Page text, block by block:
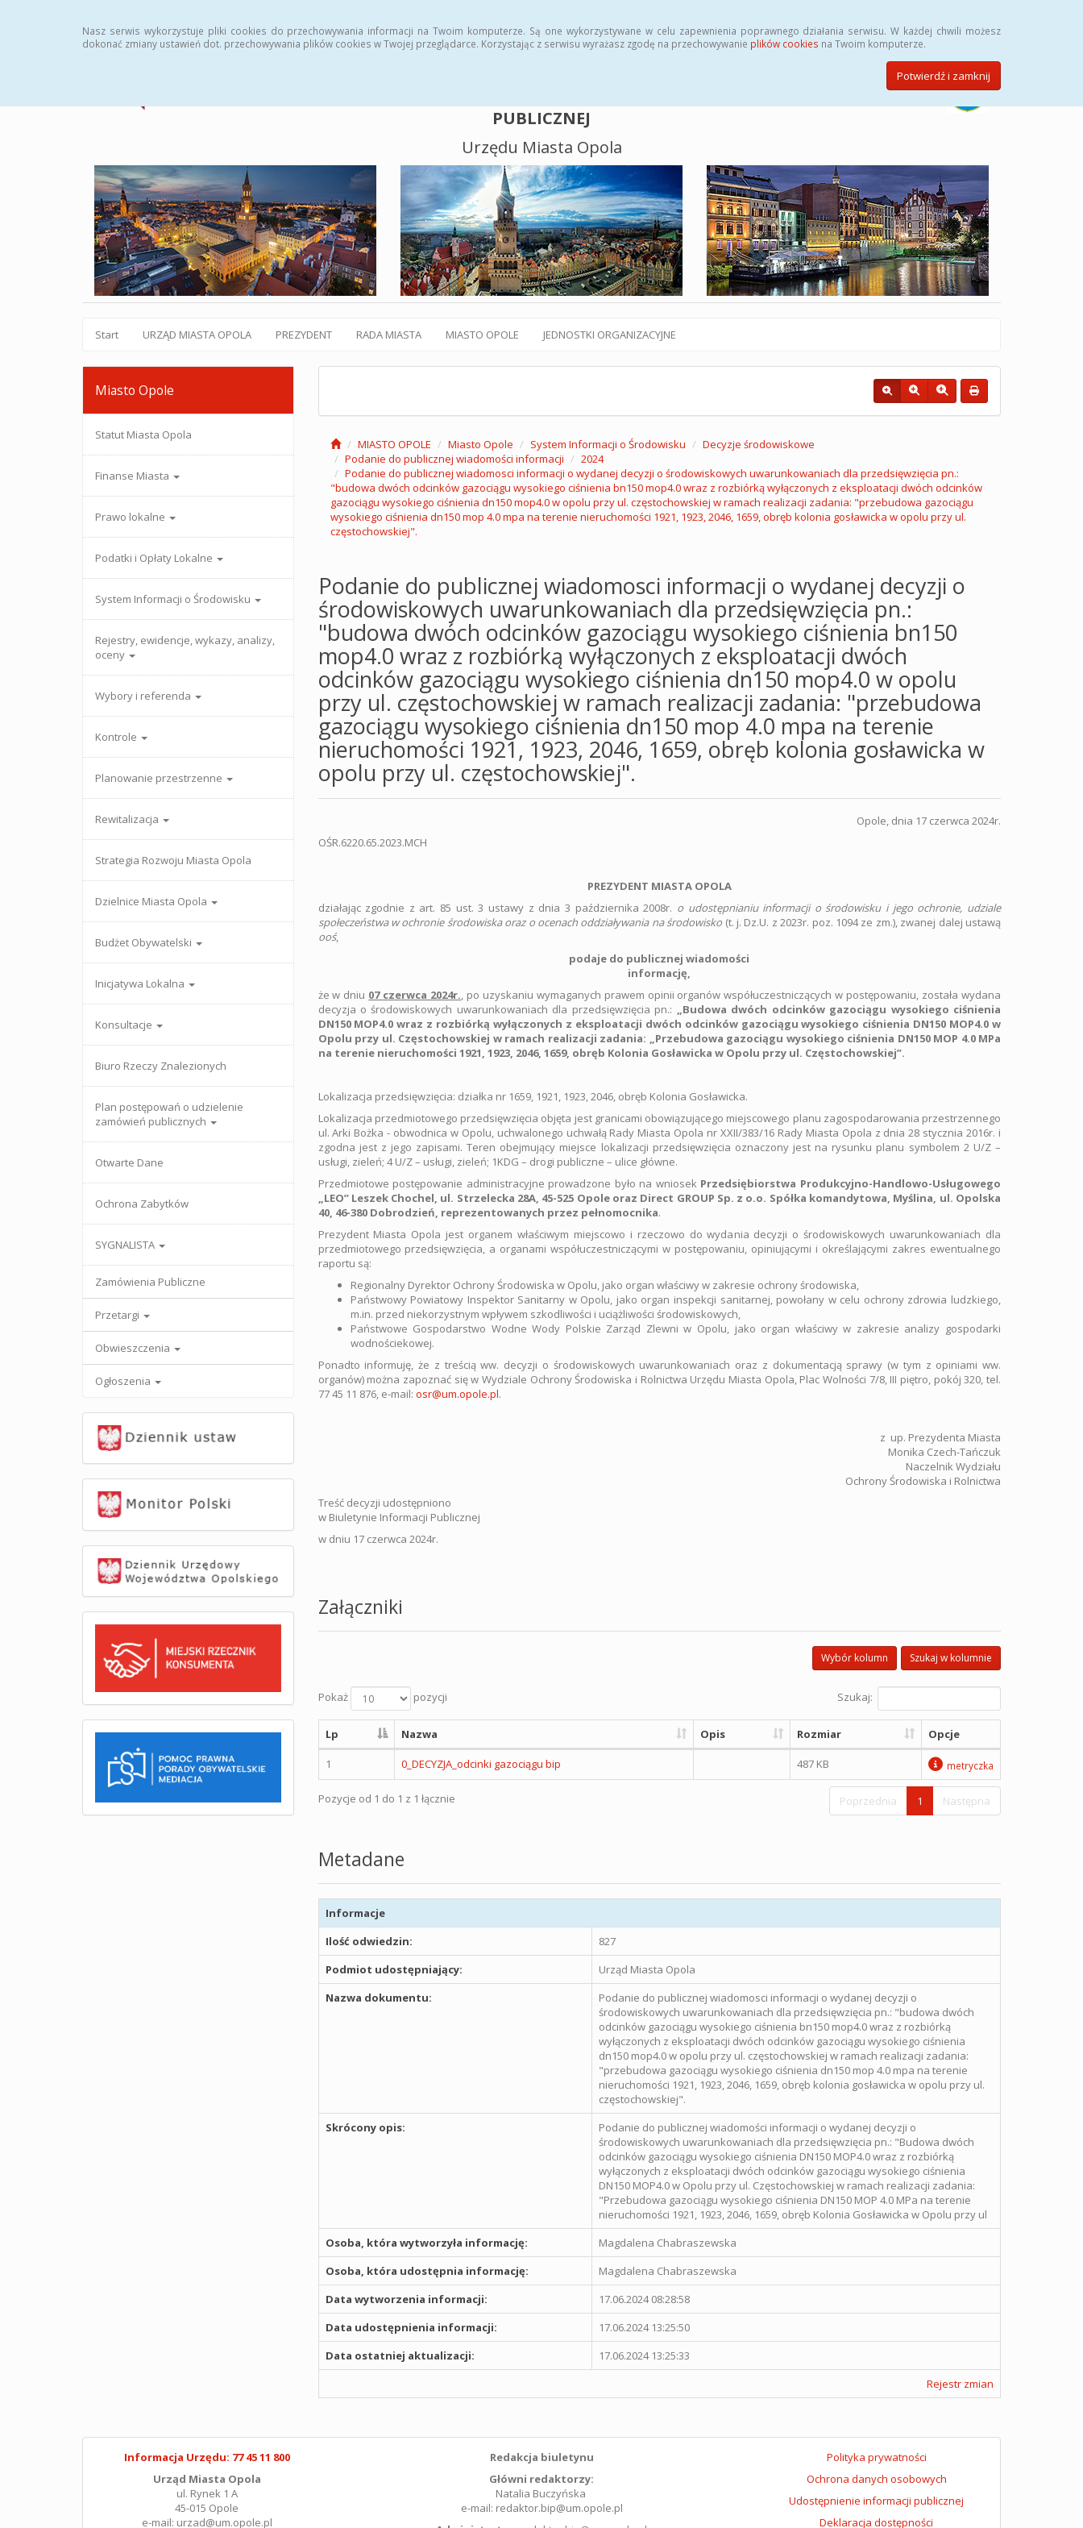
Nasz serwis wykorzystuje pliki cookies do przechowywania informacji na Twoim komputerze. Są one wykorzystywane w celu zapewnienia poprawnego działania serwisu. W każdej chwili możesz
dokonać zmiany ustawień dot. przechowywania plików cookies w Twojej przeglądarce. Korzystając z serwisu wyrażasz zgodę na przechowywanie plików cookies na Twoim komputerze.
Potwierdź i zamknij
PUBLICZNEJ
Urzędu Miasta Opola
Start URZĄD MIASTA OPOLA PREZYDENT RADA MIASTA MIASTO OPOLE JEDNOSTKI ORGANIZACYJNE
Miasto Opole
Statut Miasta Opola
Finanse Miasta
Prawo lokalne
Podatki i Opłaty Lokalne
System Informacji o Środowisku
Rejestry, ewidencje, wykazy, analizy,
oceny
Wybory i referenda
Kontrole
Planowanie przestrzenne
Rewitalizacja
Strategia Rozwoju Miasta Opola
Dzielnice Miasta Opola
Budżet Obywatelski
Inicjatywa Lokalna
Konsultacje
Biuro Rzeczy Znalezionych
Plan postępowań o udzielenie
zamówień publicznych
Otwarte Dane
Ochrona Zabytków
SYGNALISTA
Zamówienia Publiczne
Przetargi
Obwieszczenia
Ogłoszenia
MIASTO OPOLE Miasto Opole System Informacji o Środowisku
Decyzje środowiskowe
Podanie do publicznej wiadomości informacji
2024
Podanie do publicznej wiadomosci informacji o wydanej decyzji o środowiskowych uwarunkowaniach dla przedsięwzięcia pn.:
"budowa dwóch odcinków gazociągu wysokiego ciśnienia bn150 mop4.0 wraz z rozbiórką wyłączonych z eksploatacji dwóch odcinków
gazociągu wysokiego ciśnienia dn150 mop4.0 w opolu przy ul. częstochowskiej w ramach realizacji zadania: "przebudowa gazociągu
wysokiego ciśnienia dn150 mop 4.0 mpa na terenie nieruchomości 1921, 1923, 2046, 1659, obręb kolonia gosławicka w opolu przy ul.
częstochowskiej".
Podanie do publicznej wiadomosci informacji o wydanej decyzji o
środowiskowych uwarunkowaniach dla przedsięwzięcia pn.:
"budowa dwóch odcinków gazociągu wysokiego ciśnienia bn150
mop4.0 wraz z rozbiórką wyłączonych z eksploatacji dwóch
odcinków gazociągu wysokiego ciśnienia dn150 mop4.0 w opolu
przy ul. częstochowskiej w ramach realizacji zadania: "przebudowa
gazociągu wysokiego ciśnienia dn150 mop 4.0 mpa na terenie
nieruchomości 1921, 1923, 2046, 1659, obręb kolonia gosławicka w
opolu przy ul. częstochowskiej".
Opole, dnia 17 czerwca 2024r.
OŚR.6220.65.2023.MCH
PREZYDENT MIASTA OPOLA
działając zgodnie z art. 85 ust. 3 ustawy z dnia 3 października 2008r. o udostępnianiu informacji o środowisku i jego ochronie, udziale
społeczeństwa w ochronie środowiska oraz o ocenach oddziaływania na środowisko (t. j. Dz.U. z 2023r. poz. 1094 ze zm.), zwanej dalej ustawą
ooś,
podaje do publicznej wiadomości
informację,
że w dniu 07 czerwca 2024r., po uzyskaniu wymaganych prawem opinii organów współuczestniczących w postępowaniu, została wydana
decyzja o środowiskowych uwarunkowaniach dla przedsięwzięcia pn.: „Budowa dwóch odcinków gazociągu wysokiego ciśnienia
DN150 MOP4.0 wraz z rozbiórką wyłączonych z eksploatacji dwóch odcinków gazociągu wysokiego ciśnienia DN150 MOP4.0 w
Opolu przy ul. Częstochowskiej w ramach realizacji zadania: „Przebudowa gazociągu wysokiego ciśnienia DN150 MOP 4.0 MPa
na terenie nieruchomości 1921, 1923, 2046, 1659, obręb Kolonia Gosławicka w Opolu przy ul. Częstochowskiej”.
Lokalizacja przedsięwzięcia: działka nr 1659, 1921, 1923, 2046, obręb Kolonia Gosławicka.
Lokalizacja przedmiotowego przedsięwzięcia objęta jest granicami obowiązującego miejscowego planu zagospodarowania przestrzennego
ul. Arki Bożka - obwodnica w Opolu, uchwalonego uchwałą Rady Miasta Opola nr XXII/383/16 Rady Miasta Opola z dnia 28 stycznia 2016r. i
zgodna jest z jego zapisami. Teren obejmujący miejsce lokalizacji przedsięwzięcia oznaczony jest na rysunku planu symbolem 2 U/Z –
usługi, zieleń; 4 U/Z – usługi, zieleń; 1KDG – drogi publiczne – ulice główne.
Przedmiotowe postępowanie administracyjne prowadzone było na wniosek Przedsiębiorstwa Produkcyjno-Handlowo-Usługowego
„LEO” Leszek Chochel, ul. Strzelecka 28A, 45-525 Opole oraz Direct GROUP Sp. z o.o. Spółka komandytowa, Myślina, ul. Opolska
40, 46-380 Dobrodzień, reprezentowanych przez pełnomocnika.
Prezydent Miasta Opola jest organem właściwym miejscowo i rzeczowo do wydania decyzji o środowiskowych uwarunkowaniach dla
przedmiotowego przedsięwzięcia, a organami współuczestniczącymi w postępowaniu, opiniującymi i określającymi zakres ewentualnego
raportu są:
Regionalny Dyrektor Ochrony Środowiska w Opolu, jako organ właściwy w zakresie ochrony środowiska,
Państwowy Powiatowy Inspektor Sanitarny w Opolu, jako organ inspekcji sanitarnej, powołany w celu ochrony zdrowia ludzkiego,
m.in. przed niekorzystnym wpływem szkodliwości i uciążliwości środowiskowych,
Państwowe Gospodarstwo Wodne Wody Polskie Zarząd Zlewni w Opolu, jako organ właściwy w zakresie analizy gospodarki
wodnościekowej.
Ponadto informuję, że z treścią ww. decyzji o środowiskowych uwarunkowaniach oraz z dokumentacją sprawy (w tym z opiniami ww.
organów) można zapoznać się w Wydziale Ochrony Środowiska i Rolnictwa Urzędu Miasta Opola, Plac Wolności 7/8, III piętro, pokój 320, tel.
77 45 11 876, e-mail: osr@um.opole.pl.
z up. Prezydenta Miasta
Monika Czech-Tańczuk
Naczelnik Wydziału
Ochrony Środowiska i Rolnictwa
Treść decyzji udostępniono
w Biuletynie Informacji Publicznej
w dniu 17 czerwca 2024r.
Załączniki
Szukaj w kolumnie
Wybór kolumn
Pokaż pozycji Szukaj:
Lp Nazwa Opis Rozmiar Opcje
1 0_DECYZJA_odcinki gazociągu bip 487 KB metryczka
Pozycje od 1 do 1 z 1 łącznie Poprzednia 1 Następna
Metadane
Informacje
Ilość odwiedzin:
827
Podmiot udostępniający:
Urząd Miasta Opola
Nazwa dokumentu:
Podanie do publicznej wiadomosci informacji o wydanej decyzji o
środowiskowych uwarunkowaniach dla przedsięwzięcia pn.: "budowa dwóch
odcinków gazociągu wysokiego ciśnienia bn150 mop4.0 wraz z rozbiórką
wyłączonych z eksploatacji dwóch odcinków gazociągu wysokiego ciśnienia
dn150 mop4.0 w opolu przy ul. częstochowskiej w ramach realizacji zadania:
"przebudowa gazociągu wysokiego ciśnienia dn150 mop 4.0 mpa na terenie
nieruchomości 1921, 1923, 2046, 1659, obręb kolonia gosławicka w opolu przy ul.
częstochowskiej".
Skrócony opis:
Podanie do publicznej wiadomości informacji o wydanej decyzji o
środowiskowych uwarunkowaniach dla przedsięwzięcia pn.: "Budowa dwóch
odcinków gazociągu wysokiego ciśnienia DN150 MOP4.0 wraz z rozbiórką
wyłączonych z eksploatacji dwóch odcinków gazociągu wysokiego ciśnienia
DN150 MOP4.0 w Opolu przy ul. Częstochowskiej w ramach realizacji zadania:
"Przebudowa gazociągu wysokiego ciśnienia DN150 MOP 4.0 MPa na terenie
nieruchomości 1921, 1923, 2046, 1659, obręb Kolonia Gosławicka w Opolu przy ul
Osoba, która wytworzyła informację:
Magdalena Chabraszewska
Osoba, która udostępnia informację:
Magdalena Chabraszewska
Data wytworzenia informacji:
17.06.2024 08:28:58
Data udostępnienia informacji:
17.06.2024 13:25:50
Data ostatniej aktualizacji:
17.06.2024 13:25:33
Rejestr zmian
Informacja Urzędu: 77 45 11 800
Urząd Miasta Opola
ul. Rynek 1 A
45-015 Opole
e-mail: urzad@um.opole.pl
Redakcja biuletynu
Główni redaktorzy:
Natalia Buczyńska
e-mail: redaktor.bip@um.opole.pl
Polityka prywatności
Ochrona danych osobowych
Udostępnienie informacji publicznej
Deklaracja dostępności